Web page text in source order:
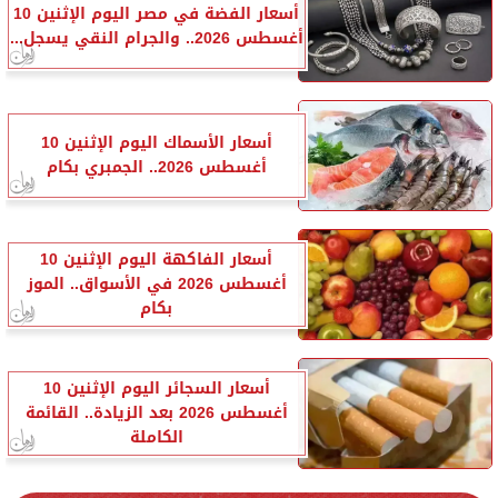
أسعار الفضة في مصر اليوم الإثنين 10
أغسطس 2026.. والجرام النقي يسجل...
أسعار الأسماك اليوم الإثنين 10
أغسطس 2026.. الجمبري بكام
أسعار الفاكهة اليوم الإثنين 10
أغسطس 2026 في الأسواق.. الموز
بكام
أسعار السجائر اليوم الإثنين 10
أغسطس 2026 بعد الزيادة.. القائمة
الكاملة